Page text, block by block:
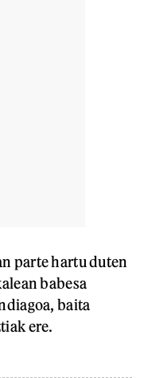
parte hartu duten
babesa
baita
ere.